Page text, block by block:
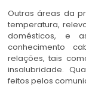
Outras áreas da
temperatura,
domésticos, e
conhecimento
relações, tais
insalubridade.
feitos pelos